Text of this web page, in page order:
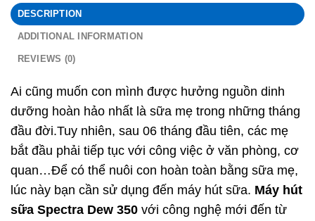
DESCRIPTION
ADDITIONAL INFORMATION
REVIEWS (0)
Ai cũng muốn con mình được hưởng nguồn dinh
dưỡng hoàn hảo nhất là sữa mẹ trong những tháng
đầu đời.Tuy nhiên, sau 06 tháng đầu tiên, các mẹ
bắt đầu phải tiếp tục với công việc ở văn phòng, cơ
quan…Để có thể nuôi con hoàn toàn bằng sữa mẹ,
lúc này bạn cần sử dụng đến máy hút sữa. Máy hút
sữa Spectra Dew 350 với công nghệ mới đến từ